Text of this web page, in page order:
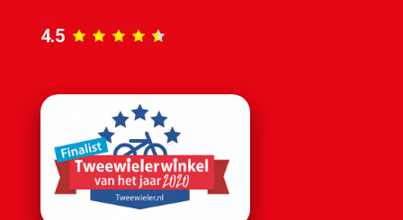
4.5